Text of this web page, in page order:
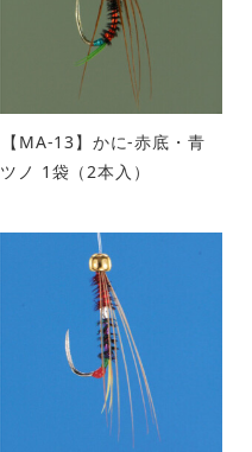
【MA-13】かに-赤底・青
ツノ 1袋（2本入）